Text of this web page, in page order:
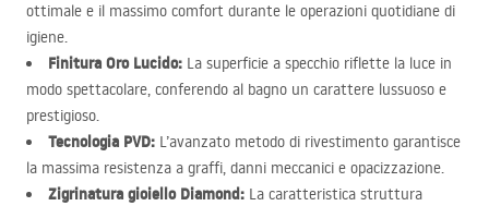
ottimale e il massimo comfort durante le operazioni quotidiane di
igiene.
Finitura Oro Lucido: La superficie a specchio riflette la luce in
modo spettacolare, conferendo al bagno un carattere lussuoso e
prestigioso.
Tecnologia PVD: L’avanzato metodo di rivestimento garantisce
la massima resistenza a graffi, danni meccanici e opacizzazione.
Zigrinatura gioiello Diamond: La caratteristica struttura